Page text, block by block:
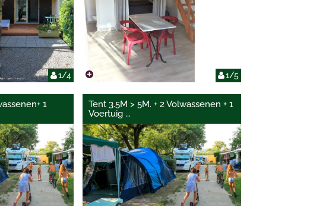
1/4 1/5
1
Tent 3.5M > 5M. + 2 Volwassenen + 1
Voertuig ...